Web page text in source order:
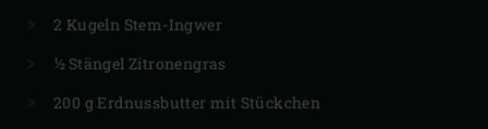
2 Kugeln Stem-Ingwer
½ Stängel Zitronengras
200 g Erdnussbutter mit Stückchen